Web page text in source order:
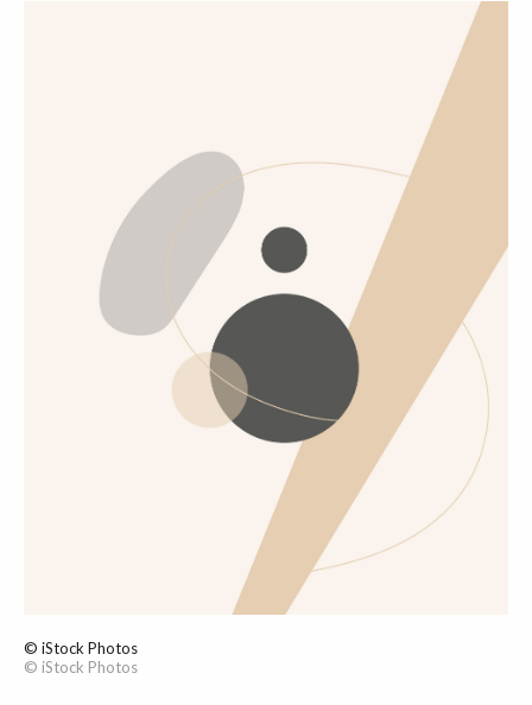
© iStock Photos
© iStock Photos